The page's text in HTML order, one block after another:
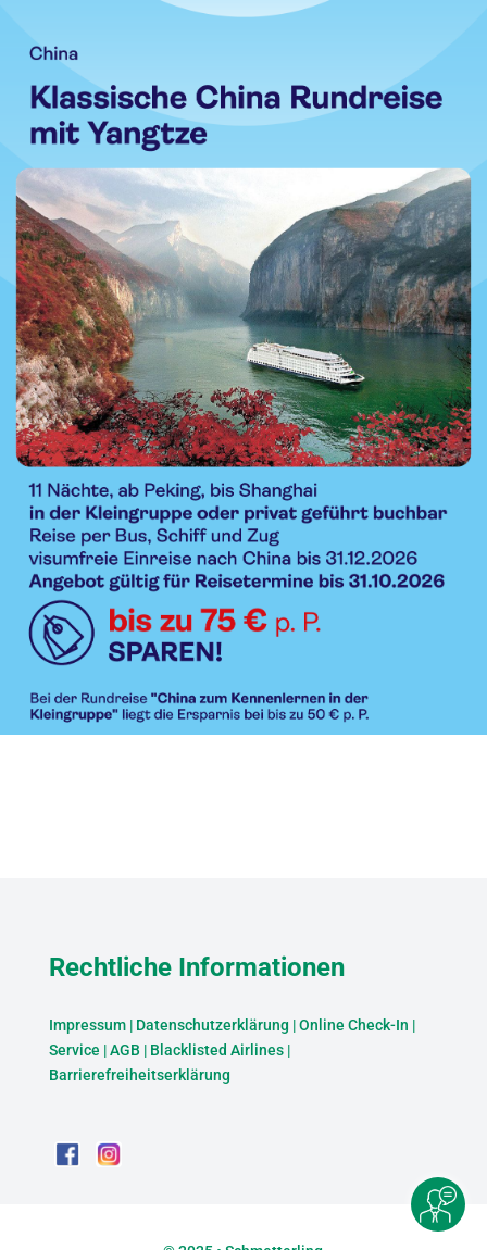
Rechtliche Informationen
Impressum| Datenschutzerklärung |Online Check-In |
Service |AGB | Blacklisted Airlines|
Barrierefreiheitserklärung